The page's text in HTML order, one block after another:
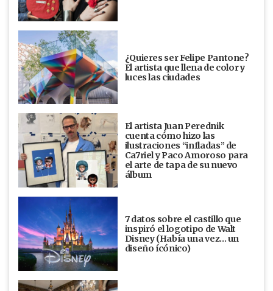
¿Quieres ser Felipe Pantone?
El artista que llena de color y
luces las ciudades
El artista Juan Perednik
cuenta cómo hizo las
ilustraciones “infladas” de
Ca7riel y Paco Amoroso para
el arte de tapa de su nuevo
álbum
7 datos sobre el castillo que
inspiró el logotipo de Walt
Disney (Había una vez... un
diseño ícónico)